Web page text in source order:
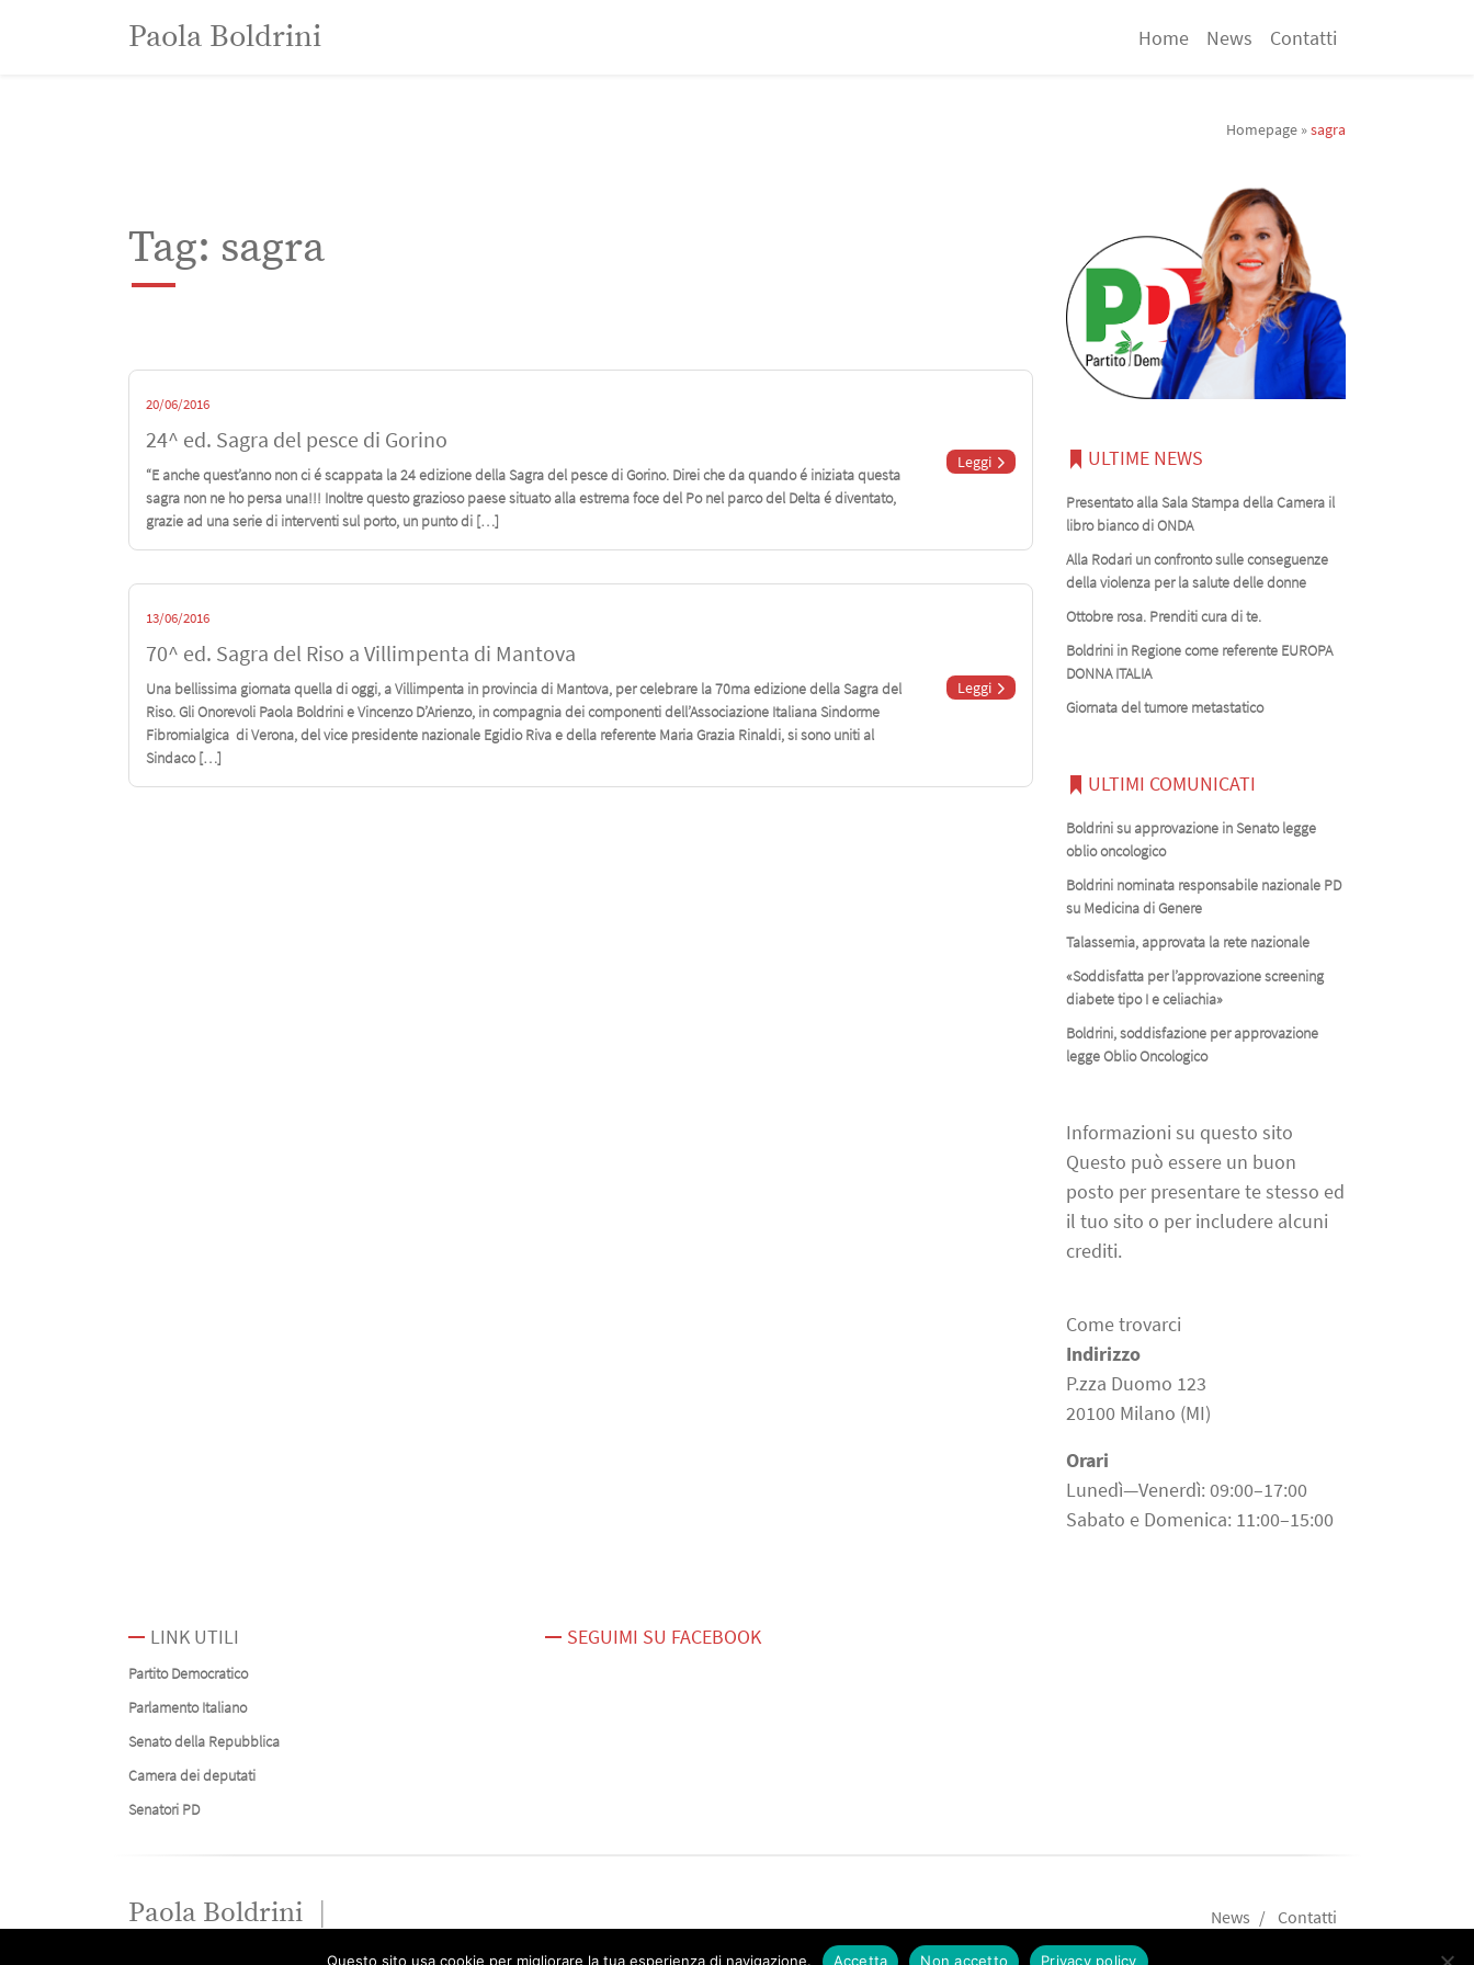
Paola BoldriniPaola Boldrini Home News Contatti
Homepage »sagra
Tag: sagra
20/06/2016
24^ ed. Sagra del pesce di Gorino
“E anche quest’anno non ci é scappata la 24 edizione della Sagra del pesce di Gorino. Direi che da quando é iniziata questa
sagra non ne ho persa una!!! Inoltre questo grazioso paese situato alla estrema foce del Po nel parco del Delta é diventato,
grazie ad una serie di interventi sul porto, un punto di […]
Leggi
13/06/2016
70^ ed. Sagra del Riso a Villimpenta di Mantova
Una bellissima giornata quella di oggi, a Villimpenta in provincia di Mantova, per celebrare la 70ma edizione della Sagra del
Riso. Gli Onorevoli Paola Boldrini e Vincenzo D’Arienzo, in compagnia dei componenti dell’Associazione Italiana Sindorme
Fibromialgica di Verona, del vice presidente nazionale Egidio Riva e della referente Maria Grazia Rinaldi, si sono uniti al
Sindaco […]
Leggi
ULTIME NEWS
Presentato alla Sala Stampa della Camera il
libro bianco di ONDA
Alla Rodari un confronto sulle conseguenze
della violenza per la salute delle donne
Ottobre rosa. Prenditi cura di te.
Boldrini in Regione come referente EUROPA
DONNA ITALIA
Giornata del tumore metastatico
ULTIMI COMUNICATI
Boldrini su approvazione in Senato legge
oblio oncologico
Boldrini nominata responsabile nazionale PD
su Medicina di Genere
Talassemia, approvata la rete nazionale
«Soddisfatta per l’approvazione screening
diabete tipo I e celiachia»
Boldrini, soddisfazione per approvazione
legge Oblio Oncologico
Informazioni su questo sito
Questo può essere un buon
posto per presentare te stesso ed
il tuo sito o per includere alcuni
crediti.
Come trovarci
Indirizzo
P.zza Duomo 123
20100 Milano (MI)
Orari
Lunedì—Venerdì: 09:00–17:00
Sabato e Domenica: 11:00–15:00
LINK UTILI
Partito Democratico
Parlamento Italiano
Senato della Repubblica
Camera dei deputati
Senatori PD
SEGUIMI SU FACEBOOK
Paola Boldrini News Contatti
Questo sito usa cookie per migliorare la tua esperienza di navigazione. Accetta Non accetto Privacy policy